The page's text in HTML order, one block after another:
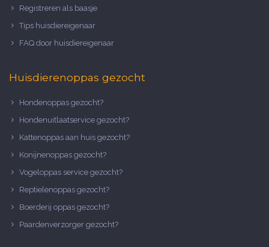
Registreren als baasje
Tips huisdiereigenaar
FAQ door huisdiereigenaar
Huisdierenoppas gezocht
Hondenoppas gezocht?
Hondenuitlaatservice gezocht?
Kattenoppas aan huis gezocht?
Konijnenoppas gezocht?
Vogeloppas service gezocht?
Reptielenoppas gezocht?
Boerderij oppas gezocht?
Paardenverzorger gezocht?